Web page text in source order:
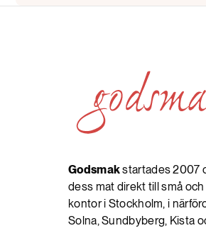
Godsmakstartades 2007
dess mat direkt till små
kontor i Stockholm, i
Solna, Sundbyberg, Kista